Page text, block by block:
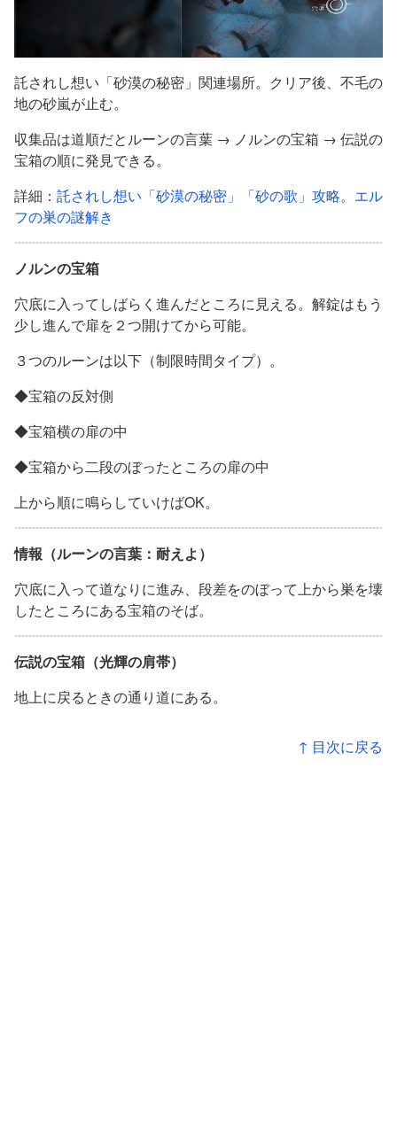
託されし想い「砂漠の秘密」関連場所。クリア後、不毛の
地の砂嵐が止む。
収集品は道順だとルーンの言葉 → ノルンの宝箱 → 伝説の
宝箱の順に発見できる。
詳細： 託されし想い「砂漠の秘密」「砂の歌」攻略。エル
フの巣の謎解き
ノルンの宝箱
穴底に入ってしばらく進んだところに見える。解錠はもう
少し進んで扉を２つ開けてから可能。
３つのルーンは以下（制限時間タイプ）。
◆宝箱の反対側
◆宝箱横の扉の中
◆宝箱から二段のぼったところの扉の中
上から順に鳴らしていけばOK。
情報（ルーンの言葉：耐えよ）
穴底に入って道なりに進み、段差をのぼって上から巣を壊
したところにある宝箱のそば。
伝説の宝箱（光輝の肩帯）
地上に戻るときの通り道にある。
↑ 目次に戻る